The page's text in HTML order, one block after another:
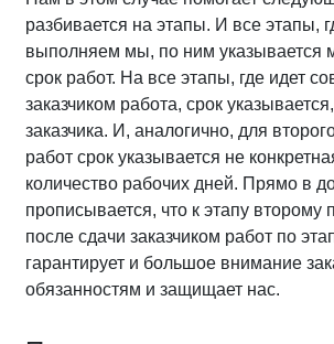
разбивается на этапы. И все этапы,
выполняем мы, по ним указывается
срок работ. На все этапы, где идет
заказчиком работа, срок
заказчика. И, аналогично, для
работ срок указывается не
количество рабочих дней. Прямо в
прописывается, что к этапу второму
после сдачи заказчиком работ по
гарантирует и большое внимание
обязанностям и защищает нас.